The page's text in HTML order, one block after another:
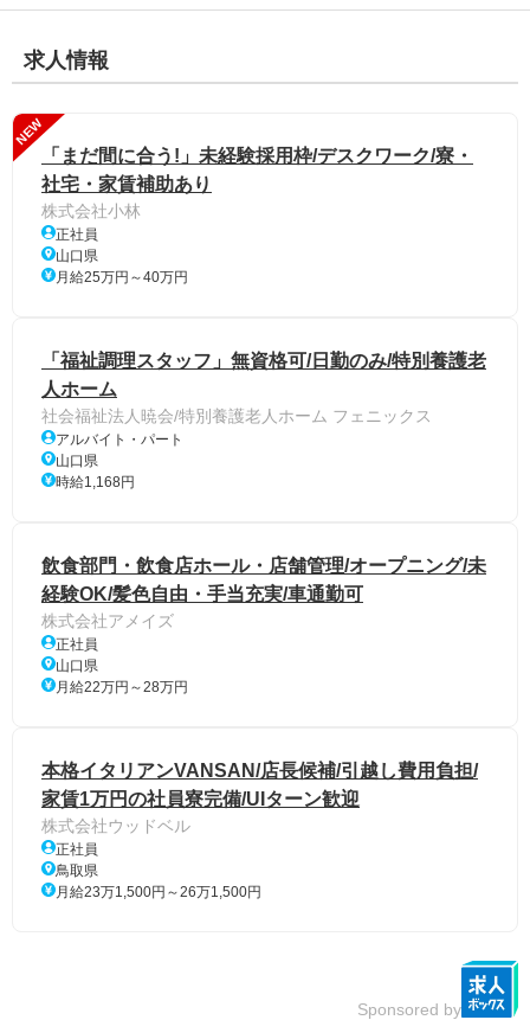
求人情報
NEW
「まだ間に合う!」未経験採用枠/デスクワーク/寮・
社宅・家賃補助あり
株式会社小林
正社員
山口県
月給25万円～40万円
「福祉調理スタッフ」無資格可/日勤のみ/特別養護老
人ホーム
社会福祉法人暁会/特別養護老人ホーム フェニックス
アルバイト・パート
山口県
時給1,168円
飲食部門・飲食店ホール・店舗管理/オープニング/未
経験OK/髪色自由・手当充実/車通勤可
株式会社アメイズ
正社員
山口県
月給22万円～28万円
本格イタリアンVANSAN/店長候補/引越し費用負担/
家賃1万円の社員寮完備/UIターン歓迎
株式会社ウッドベル
正社員
鳥取県
月給23万1,500円～26万1,500円
Sponsored by